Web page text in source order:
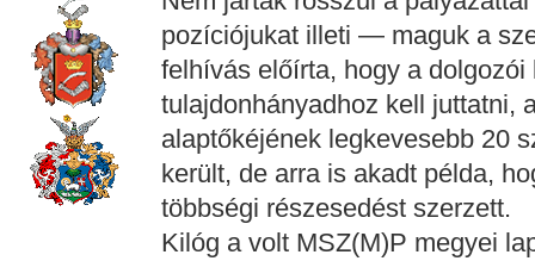
pozíciójukat illeti — maguk a
felhívás előírta, hogy a
tulajdonhányadhoz kell juttatni,
alaptőkéjének legkevesebb 20
került, de arra is akadt példa,
többségi részesedést szerzett.
Kilóg a volt MSZ(M)P megyei